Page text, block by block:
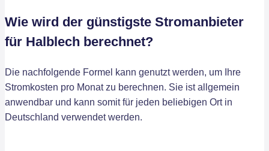
Wie wird der günstigste Stromanbieter
für Halblech berechnet?
Die nachfolgende Formel kann genutzt werden, um Ihre
Stromkosten pro Monat zu berechnen. Sie ist allgemein
anwendbar und kann somit für jeden beliebigen Ort in
Deutschland verwendet werden.